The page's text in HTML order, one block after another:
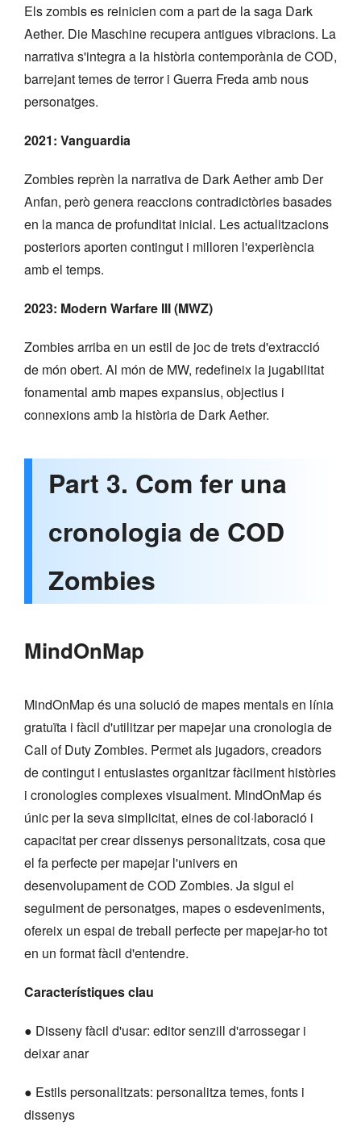
Els zombis es reinicien com a part de la saga Dark
Aether. Die Maschine recupera antigues vibracions. La
narrativa s'integra a la història contemporània de COD,
barrejant temes de terror i Guerra Freda amb nous
personatges.
2021: Vanguardia
Zombies reprèn la narrativa de Dark Aether amb Der
Anfan, però genera reaccions contradictòries basades
en la manca de profunditat inicial. Les actualitzacions
posteriors aporten contingut i milloren l'experiència
amb el temps.
2023: Modern Warfare III (MWZ)
Zombies arriba en un estil de joc de trets d'extracció
de món obert. Al món de MW, redefineix la jugabilitat
fonamental amb mapes expansius, objectius i
connexions amb la història de Dark Aether.
Part 3. Com fer una
cronologia de COD
Zombies
MindOnMap
MindOnMap és una solució de mapes mentals en línia
gratuïta i fàcil d'utilitzar per mapejar una cronologia de
Call of Duty Zombies. Permet als jugadors, creadors
de contingut i entusiastes organitzar fàcilment històries
i cronologies complexes visualment. MindOnMap és
únic per la seva simplicitat, eines de col·laboració i
capacitat per crear dissenys personalitzats, cosa que
el fa perfecte per mapejar l'univers en
desenvolupament de COD Zombies. Ja sigui el
seguiment de personatges, mapes o esdeveniments,
ofereix un espai de treball perfecte per mapejar-ho tot
en un format fàcil d'entendre.
Característiques clau
● Disseny fàcil d'usar: editor senzill d'arrossegar i
deixar anar
● Estils personalitzats: personalitza temes, fonts i
dissenys